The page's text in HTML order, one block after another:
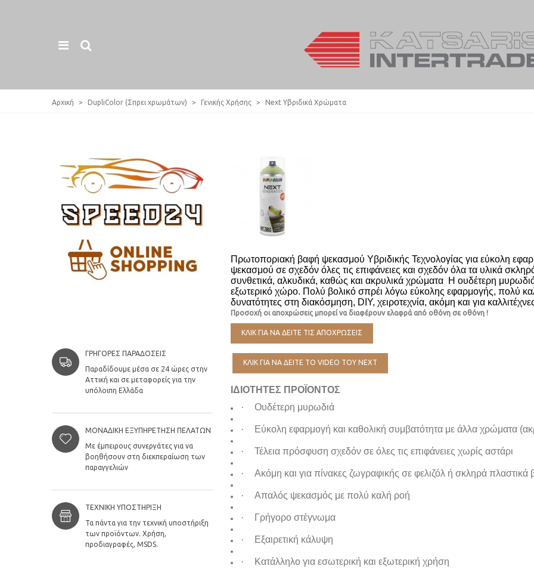
Αρχική > DupliColor (Σπρει χρωμάτων) > Γενικής Xρήσης > Next Υβριδικά Χρώματα
ΓΡΉΓΟΡΕΣ ΠΑΡΑΔΌΣΕΙΣ
Παραδίδουμε μέσα σε 24 ώρες στην
Αττική και σε μεταφορείς για την
υπόλοιπη Ελλάδα
ΜΟΝΑΔΙΚΉ ΕΞΥΠΗΡΈΤΗΣΗ ΠΕΛΑΤΏΝ
Με έμπειρους συνεργάτες για να
βοηθήσουν στη διεκπεραίωση των
παραγγελιών
ΤΕΧΝΙΚΉ ΥΠΟΣΤΉΡΙΞΗ
Τα πάντα για την τεχνική υποστήριξη
των προϊόντων. Χρήση,
προδιαγραφές, MSDS.
Πρωτοποριακή βαφή ψεκασμού Υβριδικής Τεχνολογίας για εύκολη
ψεκασμού σε σχεδόν όλες τις επιφάνειες και σχεδόν όλα τα υλικά
συνθετικά, αλκυδικά, καθώς και ακρυλικά χρώματα Η ουδέτερη
εξωτερικό χώρο. Πολύ βολικό σπρέι λόγω εύκολης εφαρμογής, πολύ
δυνατότητες στη διακόσμηση, DIY, χειροτεχνία, ακόμη και για
Προσοχή οι αποχρώσεις μπορεί να διαφέρουν ελαφρά από οθόνη σε οθόνη !
ΚΛΙΚ ΓΙΑ ΝΑ ΔΕΙΤΕ ΤΙΣ ΑΠΟΧΡΩΣΕΙΣ
ΚΛΙΚ ΓΙΑ ΝΑ ΔΕΙΤΕ ΤΟ VIDEO ΤΟΥ NEXT
ΙΔΙΟΤΗΤΕΣ ΠΡΟΪΟΝΤΟΣ
·
Ουδέτερη μυρωδιά
· Εύκολη εφαρμογή και καθολική συμβατότητα με άλλα χρώματα
· Τέλεια πρόσφυση σχεδόν σε όλες τις επιφάνειες χωρίς αστάρι
· Ακόμη και για πίνακες ζωγραφικής σε φελιζόλ ή σκληρά πλαστικά
· Απαλός ψεκασμός με πολύ καλή ροή
· Γρήγορο στέγνωμα
· Εξαιρετική κάλυψη
· Κατάλληλο για εσωτερική και εξωτερική χρήση